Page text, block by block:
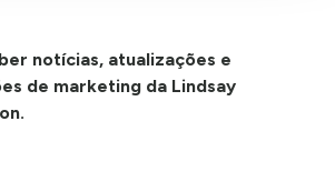
notícias, atualizações e
de marketing da Lindsay